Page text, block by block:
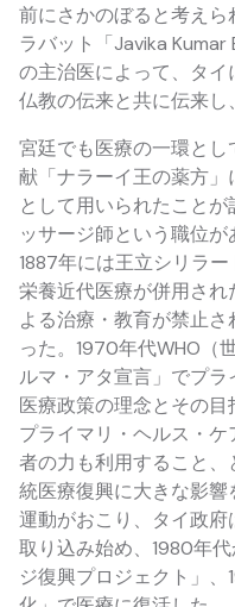
前にさかのぼると考え
ラバット「Javika
の主治医によって、タイ
仏教の伝来と共に伝来し
宮廷でも医療の一環と
献「ナラーイ王の薬方
として用いられたこと
ッサージ師という職位が
1887年には王立シリラ
栄養近代医療が併用され
よる治療・教育が禁止
った。1970年代WHO（
ルマ・アタ宣言」でプ
医療政策の理念とその
プライマリ・ヘルス・
者の力も利用すること
統医療復興に大きな影
運動がおこり、タイ政
取り込み始め、1980年
ジ復興プロジェクト」